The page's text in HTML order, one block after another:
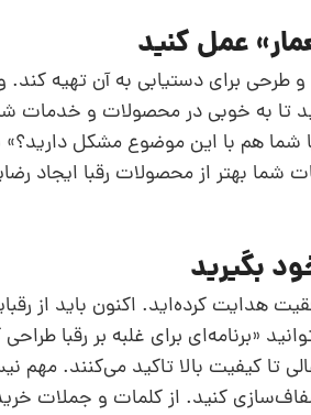
طرحی برای دستیابی به آن تهیه
تا به خوبی در محصولات و خدمات
شما هم با این موضوع مشکل دارید؟»
شما بهتر از محصولات رقبا ایجاد
هدایت کرده‌اید. اکنون باید از
«برنامه‌ای برای غلبه بر رقبا طراحی
تا کیفیت بالا تاکید می‌کنند.
کنید. از کلمات و جملات